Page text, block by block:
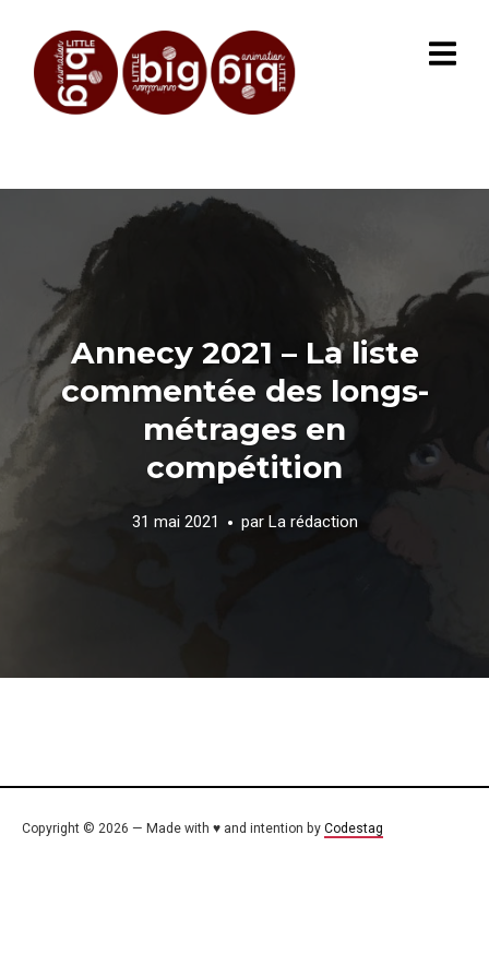
Annecy 2021 – La liste
commentée des longs-
métrages en
compétition
31 mai 2021 par La rédaction
Copyright © 2026 — Made with ♥ and intention by Codestag